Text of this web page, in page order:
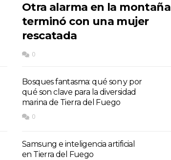
Otra alarma en la montaña
terminó con una mujer
rescatada
0
Bosques fantasma: qué son y por
qué son clave para la diversidad
marina de Tierra del Fuego
0
Samsung e inteligencia artificial
en Tierra del Fuego